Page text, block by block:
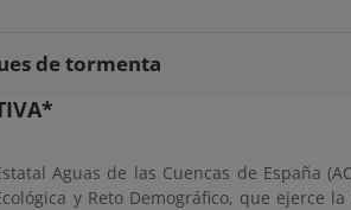
de tormenta
Aguas de las Cuencas de España
y Reto Demográfico, que ejerce